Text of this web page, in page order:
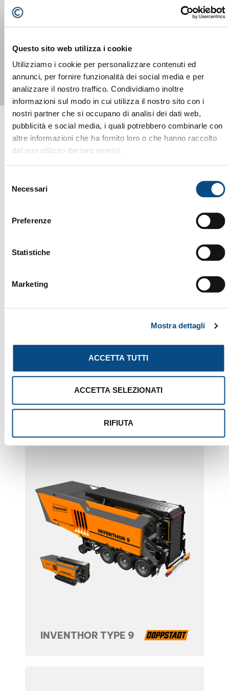
Questo sito web utilizza i cookie
Utilizziamo i cookie per personalizzare contenuti ed
annunci, per fornire funzionalità dei social media e per
analizzare il nostro traffico. Condividiamo inoltre
informazioni sul modo in cui utilizza il nostro sito con i
nostri partner che si occupano di analisi dei dati web,
pubblicità e social media, i quali potrebbero combinarle con
altre informazioni che ha fornito loro o che hanno raccolto
dal suo utilizzo dei loro servizi.
delNecessari
Preferenze
Statistiche
Marketing
Mostra dettagli
ACCETTA TUTTI
ACCETTA SELEZIONATI
RIFIUTA
/ 1245 / 945
INVENTHOR TYPE 9